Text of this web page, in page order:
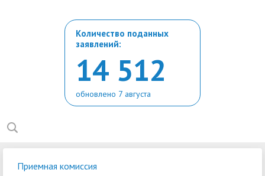
Количество поданных
заявлений:
14 512
обновлено 7 августа
Приемная комиссия